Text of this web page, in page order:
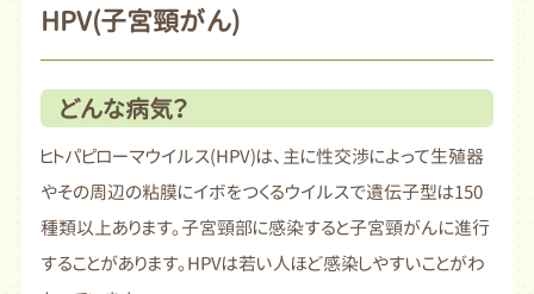
HPV(子宮頸がん)
どんな病気？
ヒトパピローマウイルス(HPV)は、主に性交渉によって生殖器
やその周辺の粘膜にイボをつくるウイルスで遺伝子型は150
種類以上あります。子宮頸部に感染すると子宮頸がんに進行
することがあります。HPVは若い人ほど感染しやすいことがわ